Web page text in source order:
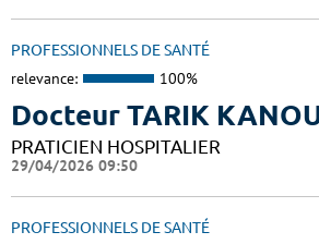
PROFESSIONNELS DE SANTÉ
relevance: 100%
Docteur TARIK
PRATICIEN HOSPITALIER
29/04/2026 09:50
PROFESSIONNELS DE SANTÉ